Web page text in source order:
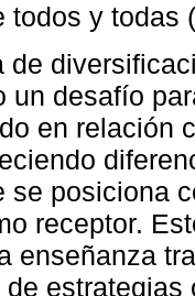
todos y todas (
de
un desafío
en relación
se posiciona
receptor.
enseñanza